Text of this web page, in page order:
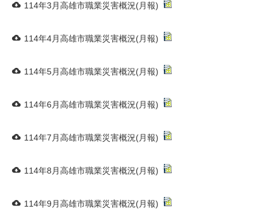
114年3月高雄市職業災害概況(月報)
114年4月高雄市職業災害概況(月報)
114年5月高雄市職業災害概況(月報)
114年6月高雄市職業災害概況(月報)
114年7月高雄市職業災害概況(月報)
114年8月高雄市職業災害概況(月報)
114年9月高雄市職業災害概況(月報)